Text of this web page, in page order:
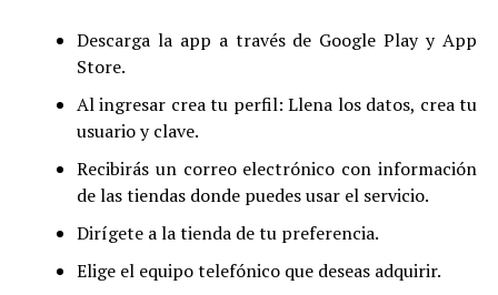
Descarga la app a través de Google Play y App
Store.
Al ingresar crea tu perfil: Llena los datos, crea tu
usuario y clave.
Recibirás un correo electrónico con información
de las tiendas donde puedes usar el servicio.
Dirígete a la tienda de tu preferencia.
Elige el equipo telefónico que deseas adquirir.